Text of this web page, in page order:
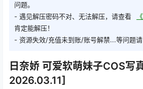
问题。
- 遇见解压密码不对、无法解压，请查看
肯定能解压！
- 资源失效/充值未到账/账号解禁...等问题请
日奈娇 可爱软萌妹子COS写
2026.03.11]